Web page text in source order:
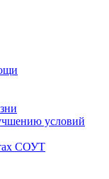
условий
СОУТ